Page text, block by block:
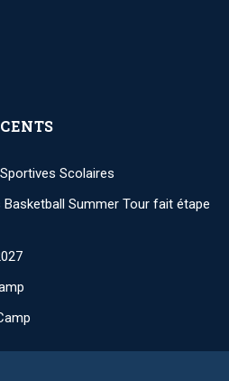
Scolaires
Basketball Summer Tour fait étape